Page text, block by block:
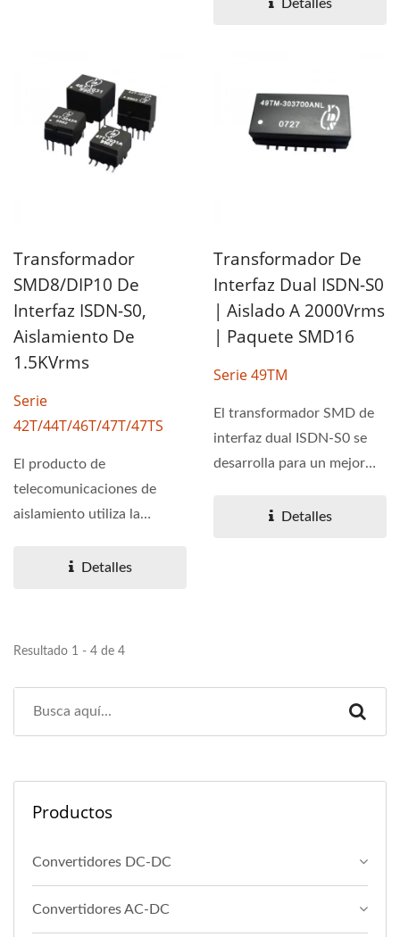
Detalles
Transformador
SMD8/DIP10 De
Interfaz ISDN-S0,
Aislamiento De
1.5KVrms
Serie
42T/44T/46T/47T/47TS
El producto de
telecomunicaciones de
aislamiento utiliza la
máscaras...
Detalles
Transformador De
Interfaz Dual ISDN-S0
| Aislado A 2000Vrms
| Paquete SMD16
Serie 49TM
El transformador SMD de
interfaz dual ISDN-S0 se
desarrolla para un mejor
Detalles
Resultado 1 - 4 de 4
Productos
Convertidores DC-DC
Convertidores AC-DC